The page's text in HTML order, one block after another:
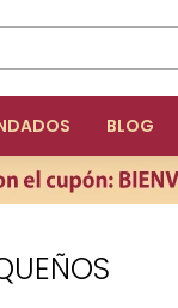
BLOG